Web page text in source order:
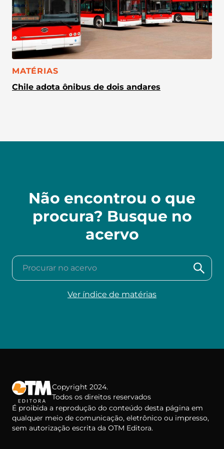
CATEGORIA:
MATÉRIAS
Chile adota ônibus de dois andares
Não encontrou o que
procura? Busque no
acervo
Procurar no acervo
Ver índice de matérias
Copyright 2024.
Todos os direitos reservados
É proibida a reprodução do conteúdo desta página em
qualquer meio de comunicação, eletrônico ou impresso,
sem autorização escrita da OTM Editora.